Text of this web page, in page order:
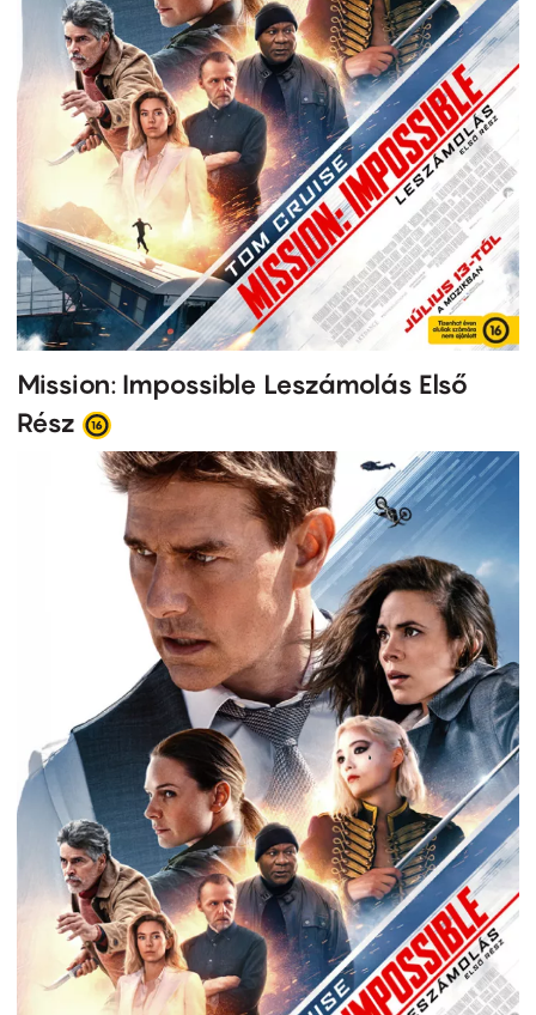
Mission: Impossible Leszámolás Első
Rész